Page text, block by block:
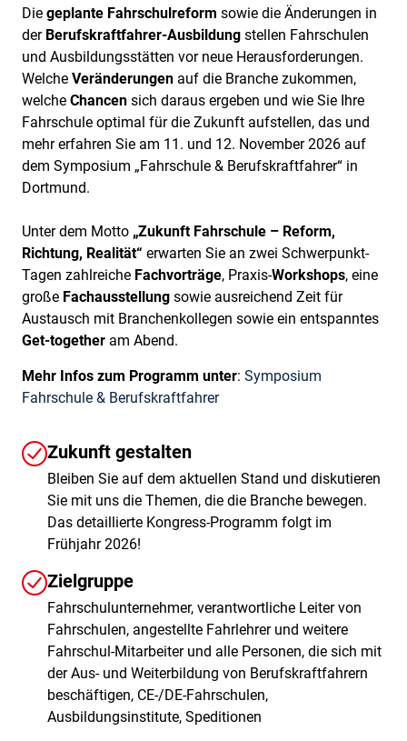
Diegeplante Fahrschulreform sowie die Änderungen in
der Berufskraftfahrer-Ausbildungstellen Fahrschulen
und Ausbildungsstätten vor neue Herausforderungen.
Welche Veränderungenauf die Branche zukommen,
welche Chancensich daraus ergeben und wie Sie Ihre
Fahrschule optimal für die Zukunft aufstellen, das und
mehr erfahren Sie am 11. und 12. November 2026 auf
dem Symposium „Fahrschule & Berufskraftfahrer“ in
Dortmund.
Unter dem Motto „Zukunft Fahrschule – Reform,
Richtung, Realität“ erwarten Sie an zwei Schwerpunkt-
Tagen zahlreiche Fachvorträge, Praxis-Workshops, eine
große Fachausstellungsowie ausreichend Zeit für
Austausch mit Branchenkollegen sowie ein entspanntes
Get-togetheram Abend.
Mehr Infos zum Programm unter: Symposium
Fahrschule & Berufskraftfahrer
Zukunft gestalten
Bleiben Sie auf dem aktuellen Stand und diskutieren
Sie mit uns die Themen, die die Branche bewegen.
Das detaillierte Kongress-Programm folgt im
Frühjahr 2026!
Zielgruppe
Fahrschulunternehmer, verantwortliche Leiter von
Fahrschulen, angestellte Fahrlehrer und weitere
Fahrschul-Mitarbeiter und alle Personen, die sich mit
der Aus- und Weiterbildung von Berufskraftfahrern
beschäftigen, CE-/DE-Fahrschulen,
Ausbildungsinstitute, Speditionen